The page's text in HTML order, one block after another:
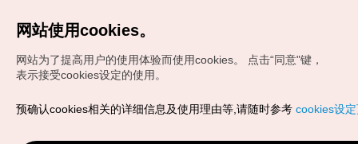
Copyrights (c) 韩国旅游发展局版权所有
VISITKOREA官方邮箱
网站使用cookies。
网站为了提高用户的使用体验而使用cookies。
点击“同意"键，
表示接受cookies设定的使用。
预确认cookies相关的详细信息及使用理由等,请随时参考 cookies设